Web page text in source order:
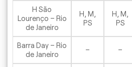
H São
Lourenço – Rio
de Janeiro
H, M,
PS
H, M,
PS
Barra Day – Rio
de Janeiro
– –